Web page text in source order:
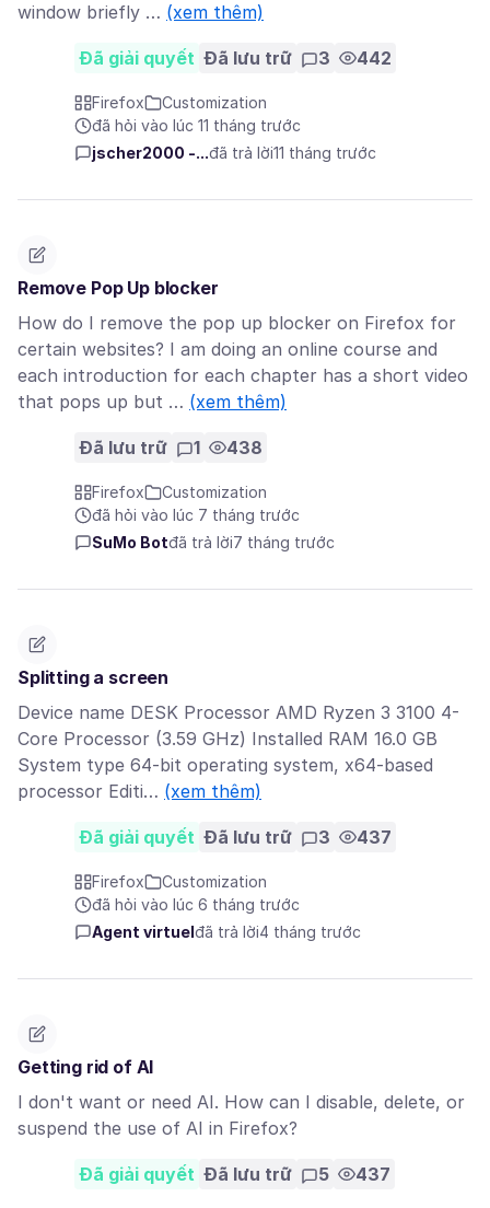
window briefly … (xem thêm)
Đã giải quyết Đã lưu trữ 3 442
Firefox
Customization
đã hỏi vào lúc 11 tháng trước
jscher2000 -...đã trả lời11 tháng trước
Remove Pop Up blocker
How do I remove the pop up blocker on Firefox for
certain websites? I am doing an online course and
each introduction for each chapter has a short video
that pops up but … (xem thêm)
Đã lưu trữ 1 438
Firefox
Customization
đã hỏi vào lúc 7 tháng trước
SuMo Botđã trả lời7 tháng trước
Splitting a screen
Device name DESK Processor AMD Ryzen 3 3100 4-
Core Processor (3.59 GHz) Installed RAM 16.0 GB
System type 64-bit operating system, x64-based
processor Editi… (xem thêm)
Đã giải quyết Đã lưu trữ 3 437
Firefox
Customization
đã hỏi vào lúc 6 tháng trước
Agent virtuel đã trả lời4 tháng trước
Getting rid of AI
I don't want or need AI. How can I disable, delete, or
suspend the use of AI in Firefox?
Đã giải quyết Đã lưu trữ 5 437